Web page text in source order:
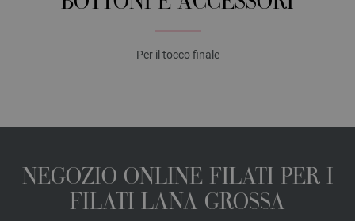
Per il tocco finale
NEGOZIO ONLINE FILATI PER I
FILATI LANA GROSSA